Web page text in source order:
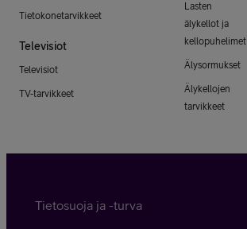
Tietokonetarvikkeet
Televisiot
Televisiot
TV-tarvikkeet
Lasten
älykellot ja
kellopuhelimet
Älysormukset
Älykellojen
tarvikkeet
Tietosuoja ja -turva